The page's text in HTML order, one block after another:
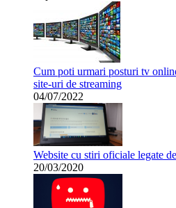
Cum poti urmari posturi tv
site-uri de streaming
04/07/2022
Website cu stiri oficiale legate
20/03/2020